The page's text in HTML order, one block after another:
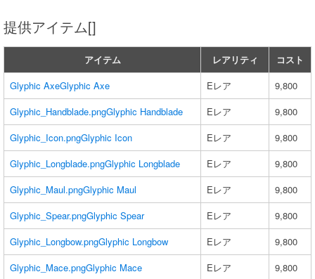
提供アイテム[]
アイテム レアリティ
コスト
Glyphic AxeGlyphic Axe Eレア
9,800
Glyphic_Handblade.pngGlyphic Handblade Eレア
9,800
Glyphic_Icon.pngGlyphic Icon Eレア
9,800
Glyphic_Longblade.pngGlyphic Longblade Eレア
9,800
Glyphic_Maul.pngGlyphic Maul Eレア
9,800
Glyphic_Spear.pngGlyphic Spear Eレア
9,800
Glyphic_Longbow.pngGlyphic Longbow Eレア
9,800
Glyphic_Mace.pngGlyphic Mace Eレア
9,800